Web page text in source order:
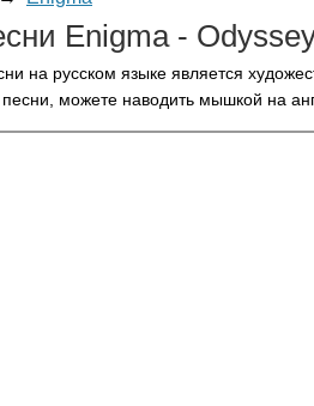
Enigma-
на русском языке является
можете наводить мышкой на